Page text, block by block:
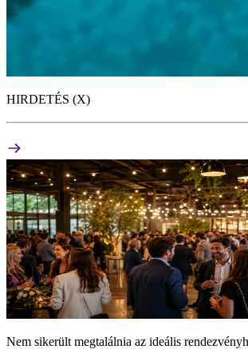
HIRDETÉS (X)
Nem sikerült megtalálnia az ideális